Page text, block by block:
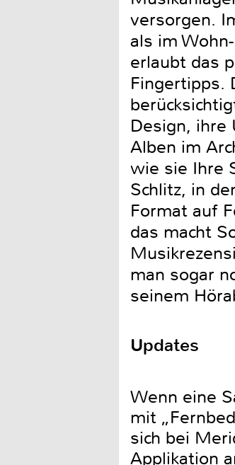
versorgen.
als im
erlaubt das
Fingertipps.
Design, ihre
Alben im
wie sie Ihre
Schlitz, in
Format auf
das macht
man sogar
seinem
Updates
Wenn eine
mit
sich bei
Applikation